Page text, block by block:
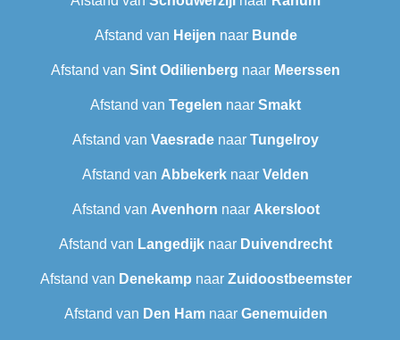
Afstand van Heijen naar Bunde
Afstand van Sint Odilienberg naar Meerssen
Afstand van Tegelen naar Smakt
Afstand van Vaesrade naar Tungelroy
Afstand van Abbekerk naar Velden
Afstand van Avenhorn naar Akersloot
Afstand van Langedijk naar Duivendrecht
Afstand van Denekamp naar Zuidoostbeemster
Afstand van Den Hamnaar Genemuiden